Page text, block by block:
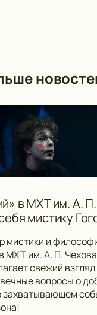
в МХТ им. А.
мистику
мистики и
МХТ им. А. П.
свежий
вопросы о
захватывающем